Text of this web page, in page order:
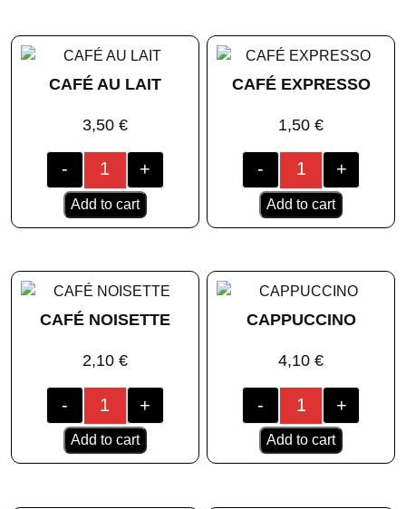
CAFÉ AU LAIT
3,50 €
- +
Add to cart
CAFÉ EXPRESSO
1,50€
- +
Add to cart
CAFÉ NOISETTE
2,10 €
- +
Add to cart
CAPPUCCINO
4,10€
- +
Add to cart